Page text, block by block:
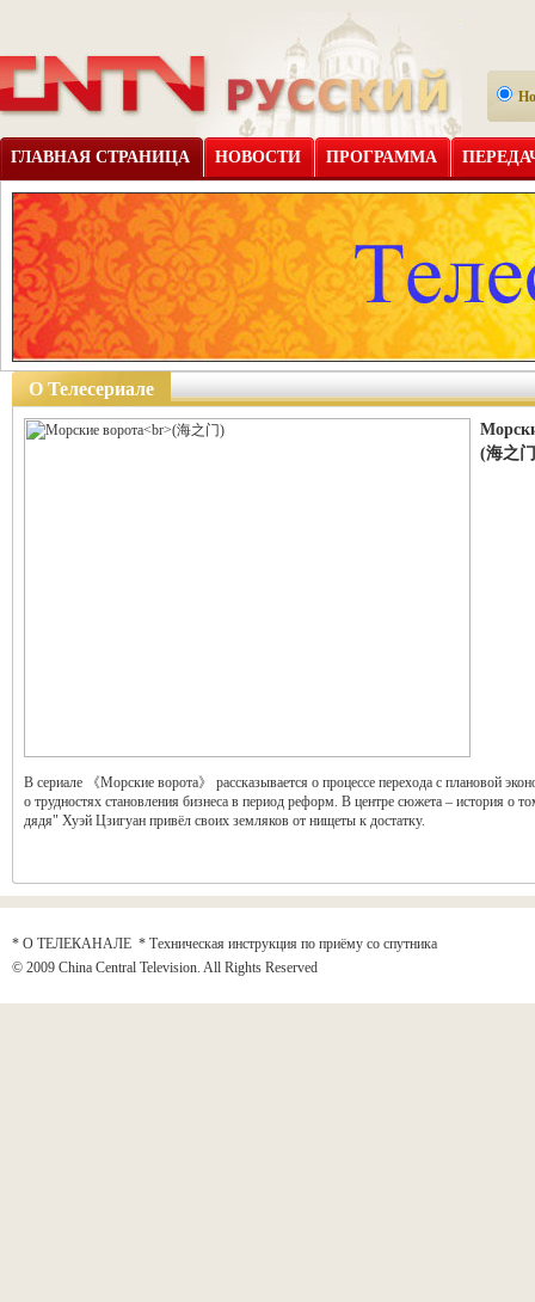
ГЛАВНАЯ СТРАНИЦА НОВОСТИ ПРОГРАММА
О Телесериале
(海之
В сериале 《Морские ворота》 рассказывается о процессе перехода с плановой
о трудностях становления бизнеса в период реформ. В центре сюжета – история о
дядя" Хуэй Цзигуан привёл своих земляков от нищеты к достатку.
* О ТЕЛЕКАНАЛЕ * Техническая инструкция по приёму со спутника
© 2009 China Central Television. All Rights Reserved